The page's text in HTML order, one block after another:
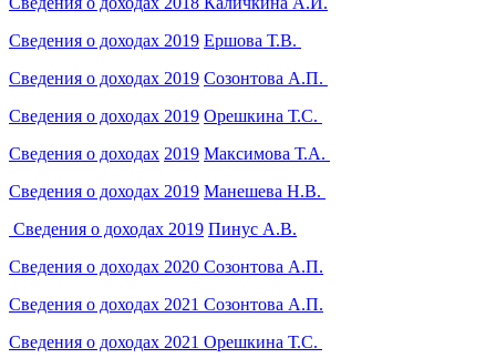
Сведения о доходах 2019 Ершова Т.В.
Сведения о доходах 2019 Созонтова А.П.
Сведения о доходах 2019 Орешкина Т.С.
Сведения о доходах 2019 Максимова Т.А.
Сведения о доходах 2019 Манешева Н.В.
Сведения о доходах 2019 Пинус А.В.
Сведения о доходах 2020 Созонтова А.П.
Сведения о доходах 2021 Созонтова А.П.
Сведения о доходах 2021 Орешкина Т.С.